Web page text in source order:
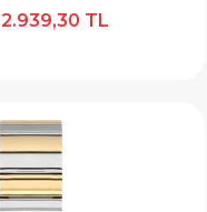
2.939,30 TL